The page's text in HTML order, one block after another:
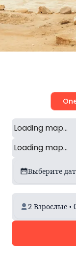
Loading map...
Loading map...
Выберите
2 Взрослые •